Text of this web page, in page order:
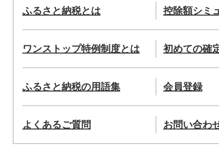
ふるさと納税とは 控除額シミ
ワンストップ特例制度とは 初めての確
ふるさと納税の用語集 会員登録
よくあるご質問 お問い合わ